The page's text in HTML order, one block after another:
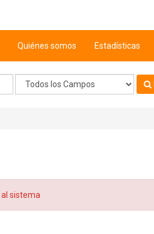
Quiénes somos Estadísticas
sistema